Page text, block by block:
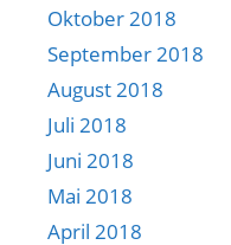
Oktober 2018
September 2018
August 2018
Juli 2018
Juni 2018
Mai 2018
April 2018